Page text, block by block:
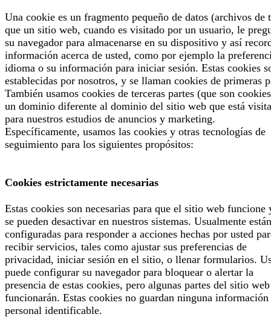
Una cookie es un fragmento pequeño de datos (archivos de
que un sitio web, cuando es visitado por un usuario, le
su navegador para almacenarse en su dispositivo y así
información acerca de usted, como por ejemplo la
idioma o su información para iniciar sesión. Estas cookies
establecidas por nosotros, y se llaman cookies de primeras
También usamos cookies de terceras partes (que son
un dominio diferente al dominio del sitio web que está
para nuestros estudios de anuncios y marketing.
Específicamente, usamos las cookies y otras tecnologías de
seguimiento para los siguientes propósitos:
Cookies estrictamente necesarias
Estas cookies son necesarias para que el sitio web funcione
se pueden desactivar en nuestros sistemas. Usualmente están
configuradas para responder a acciones hechas por usted
recibir servicios, tales como ajustar sus preferencias de
privacidad, iniciar sesión en el sitio, o llenar formularios.
puede configurar su navegador para bloquear o alertar la
presencia de estas cookies, pero algunas partes del sitio
funcionarán. Estas cookies no guardan ninguna información
personal identificable.